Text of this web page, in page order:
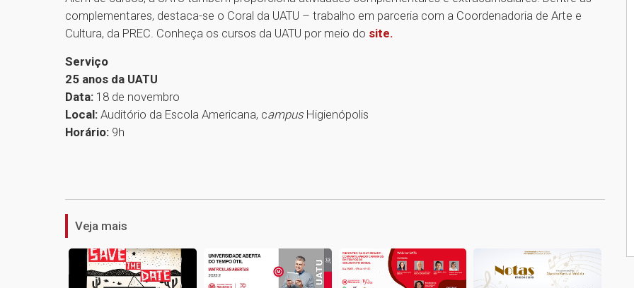
complementares, destaca-se o Coral da UATU – trabalho em parceria com a Coordenadoria de Arte e
Cultura, da PREC. Conheça os cursos da UATU por meio do site.
Serviço
25 anos da UATU
Data: 18 de novembro
Local: Auditório da Escola Americana, campus Higienópolis
Horário: 9h
Veja mais